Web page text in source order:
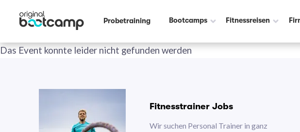
Probetraining Bootcamps Fitnessreisen
Das Event konnte leider nicht gefunden werden
Fitnesstrainer Jobs
Wir suchen Personal Trainer in ganz